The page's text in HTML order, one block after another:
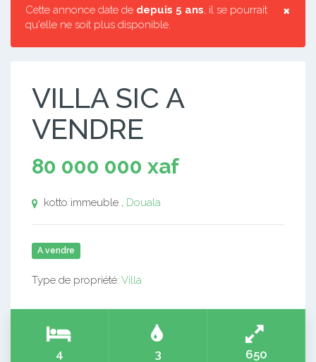
×
Cette annonce date de depuis 5 ans, il se pourrait
qu'elle ne soit plus disponible.
VILLA SIC A
VENDRE
80 000 000 xaf
kotto immeuble , Douala
A vendre
Type de propriété: Villa
4 3 650